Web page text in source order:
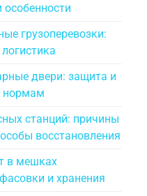
особенности
грузоперевозки:
двери: защита и
нормам
станций: причины
восстановления
в мешках
и хранения